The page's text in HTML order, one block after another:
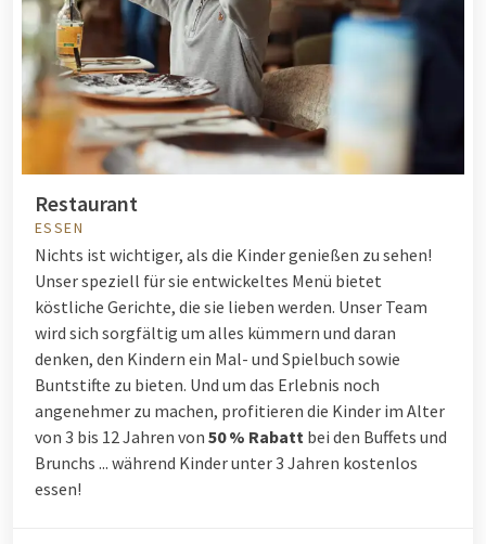
Restaurant
ESSEN
Nichts ist wichtiger, als die Kinder genießen zu sehen!
Unser speziell für sie entwickeltes Menü bietet
köstliche Gerichte, die sie lieben werden. Unser Team
wird sich sorgfältig um alles kümmern und daran
denken, den Kindern ein Mal- und Spielbuch sowie
Buntstifte zu bieten. Und um das Erlebnis noch
angenehmer zu machen, profitieren die Kinder im Alter
von 3 bis 12 Jahren von 50 % Rabatt bei den Buffets und
Brunchs ... während Kinder unter 3 Jahren kostenlos
essen!